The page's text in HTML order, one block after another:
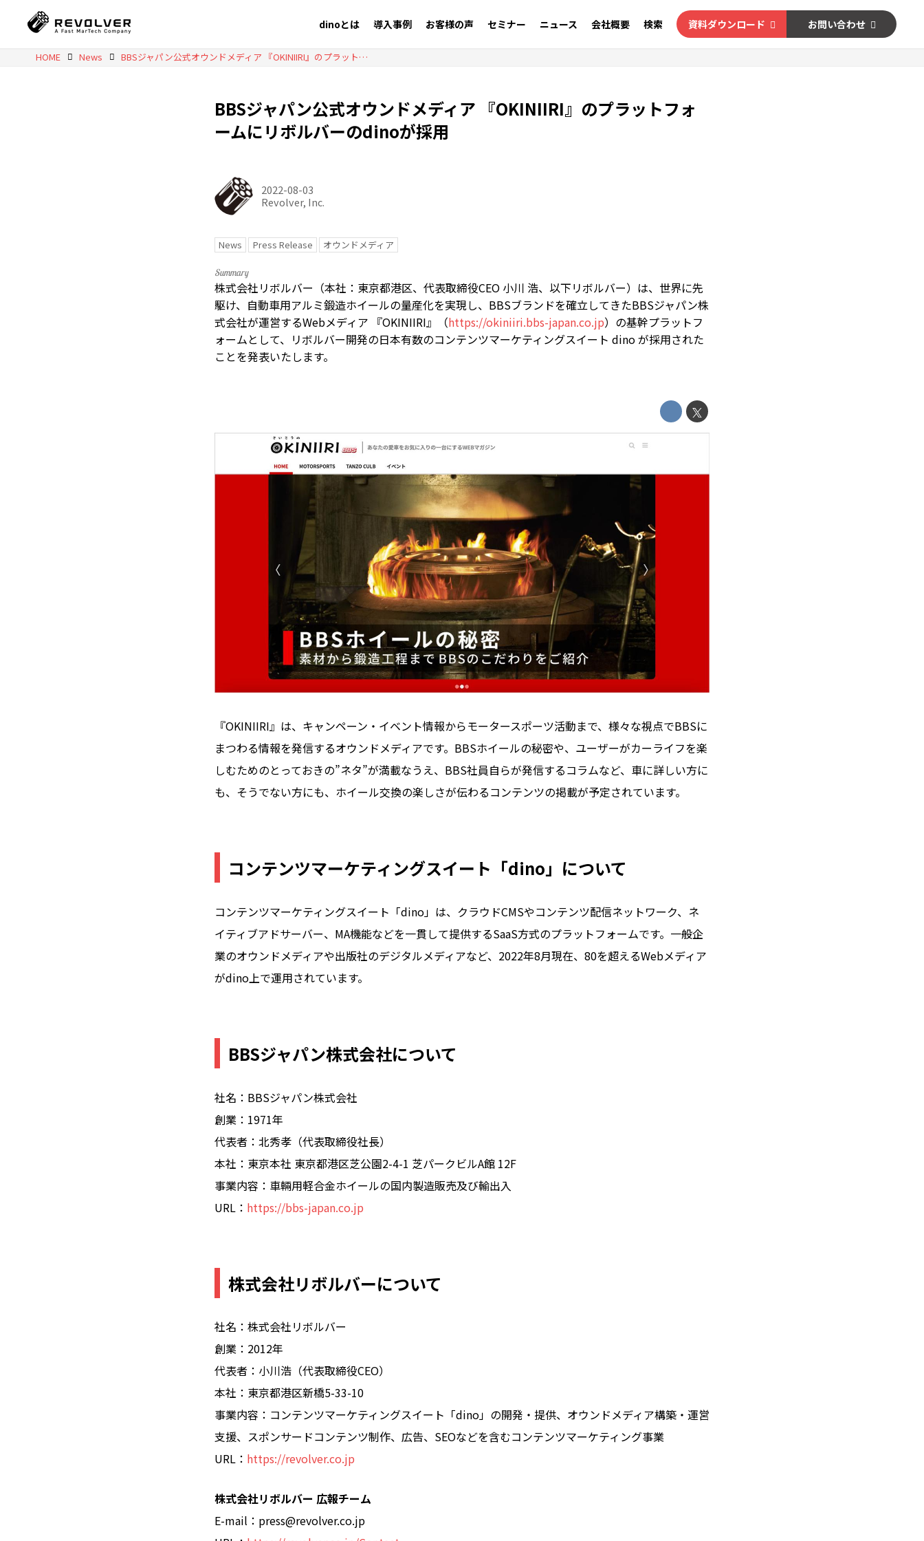
dinoとは 導入事例 お客様の声 セミナー ニュース 会社概要 検索 資料ダウンロード お問い合わせ
HOME News BBSジャパン公式オウンドメディア 『OKINIIRI』のプラットフォームにリボルバーのdinoが採用
BBSジャパン公式オウンドメディア 『OKINIIRI』のプラットフォ
ームにリボルバーのdinoが採用
2022-08-03
Revolver, Inc.
News Press Release オウンドメディア
株式会社リボルバー（本社：東京都港区、代表取締役CEO 小川 浩、以下リボルバー）は、世界に先
駆け、自動車用アルミ鍛造ホイールの量産化を実現し、BBSブランドを確立してきたBBSジャパン株
式会社が運営するWebメディア 『OKINIIRI』（https://okiniiri.bbs-japan.co.jp）の基幹プラットフ
ォームとして、リボルバー開発の日本有数のコンテンツマーケティングスイート dino が採用された
ことを発表いたします。
『OKINIIRI』は、キャンペーン・イベント情報からモータースポーツ活動まで、様々な視点でBBSに
まつわる情報を発信するオウンドメディアです。BBSホイールの秘密や、ユーザーがカーライフを楽
しむためのとっておきの”ネタ”が満載なうえ、BBS社員自らが発信するコラムなど、車に詳しい方に
も、そうでない方にも、ホイール交換の楽しさが伝わるコンテンツの掲載が予定されています。
コンテンツマーケティングスイート「dino」について
コンテンツマーケティングスイート「dino」は、クラウドCMSやコンテンツ配信ネットワーク、ネ
イティブアドサーバー、MA機能などを一貫して提供するSaaS方式のプラットフォームです。一般企
業のオウンドメディアや出版社のデジタルメディアなど、2022年8月現在、80を超えるWebメディア
がdino上で運用されています。
BBSジャパン株式会社について
社名：BBSジャパン株式会社
創業：1971年
代表者：北秀孝（代表取締役社長）
本社：東京本社 東京都港区芝公園2-4-1 芝パークビルA館 12F
事業内容：車輛用軽合金ホイールの国内製造販売及び輸出入
URL： https://bbs-japan.co.jp
株式会社リボルバーについて
社名：株式会社リボルバー
創業：2012年
代表者：小川浩（代表取締役CEO）
本社：東京都港区新橋5-33-10
事業内容：コンテンツマーケティングスイート「dino」の開発・提供、オウンドメディア構築・運営
支援、スポンサードコンテンツ制作、広告、SEOなどを含むコンテンツマーケティング事業
URL： https://revolver.co.jp
株式会社リボルバー 広報チーム
E-mail：press@revolver.co.jp